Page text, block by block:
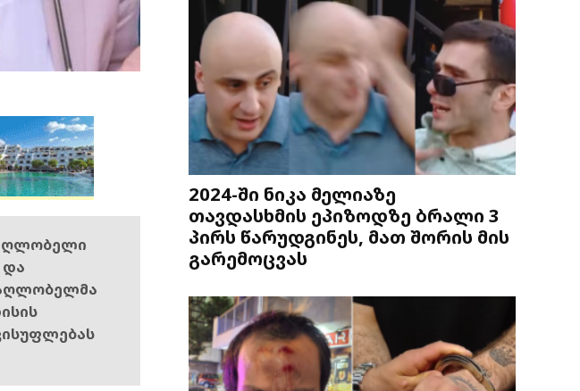
და
2024-ში ნიკა მელიაზე
თავდასხმის ეპიზოდზე ბრალი 3
პირს წარუდგინეს, მათ შორის მის
გარემოცვას